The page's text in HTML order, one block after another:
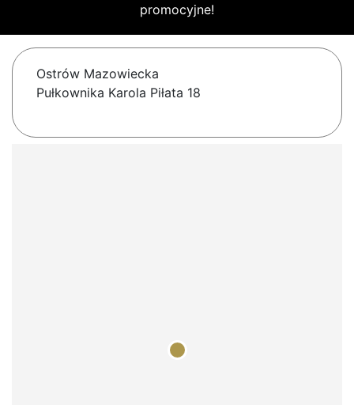
promocyjne!
Ostrów Mazowiecka
Pułkownika Karola Piłata 18